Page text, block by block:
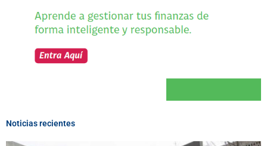
Noticias recientes